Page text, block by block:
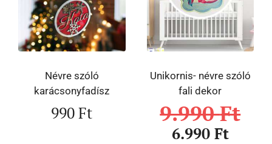
Névre szóló
karácsonyfadísz
990Ft
Unikornis- névre szóló
fali dekor
9.990Ft
6.990 Ft